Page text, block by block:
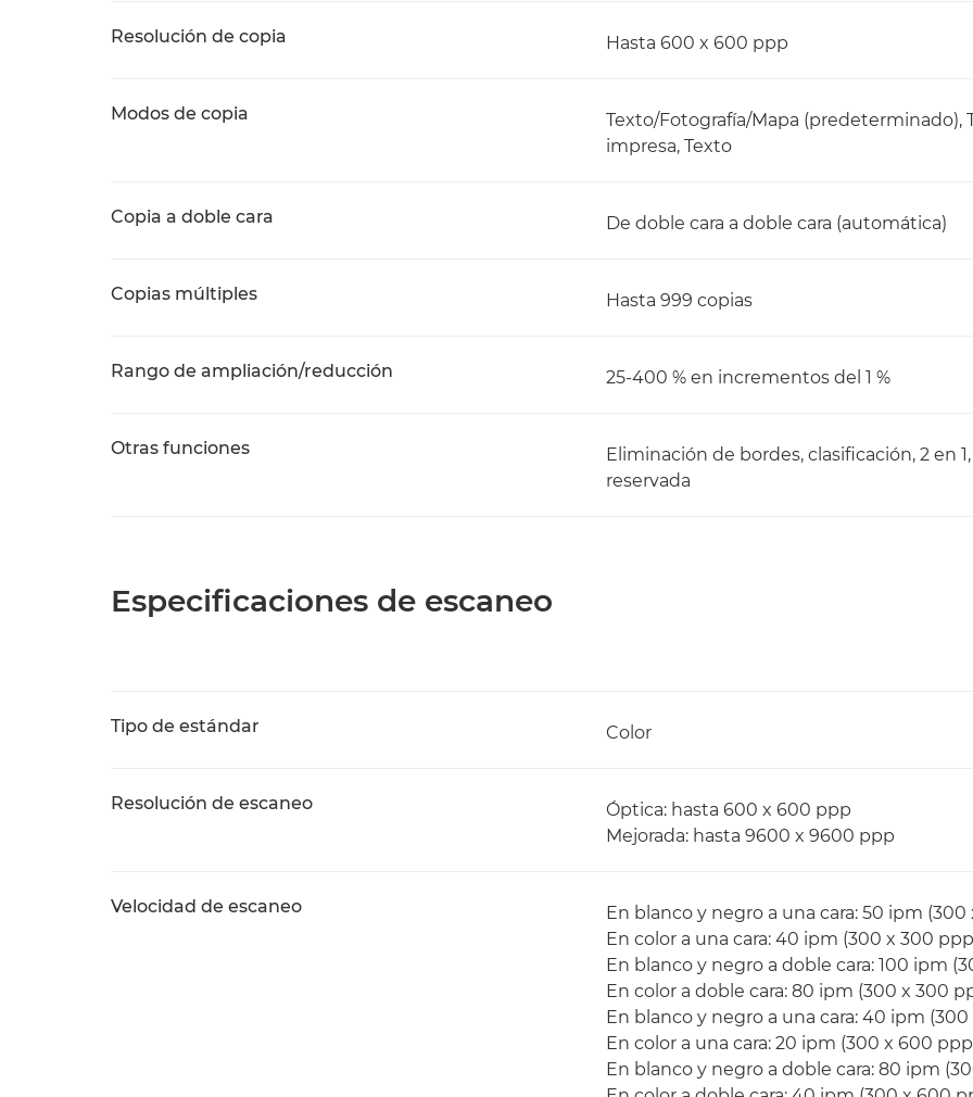
Resolución de copia Hasta 600 x 600 ppp
Modos de copia
Texto/Fotografía/Mapa (predeterminado),
impresa, Texto
Copia a doble cara De doble cara a doble cara (automática)
Copias múltiples Hasta 999 copias
Rango de ampliación/reducción 25-400 % en incrementos del 1 %
Otras funciones
Eliminación de bordes, clasificación, 2 en
reservada
Especificaciones de escaneo
Tipo de estándar Color
Resolución de escaneo
Óptica: hasta 600 x 600 ppp
Mejorada: hasta 9600 x 9600 ppp
Velocidad de escaneo
En blanco y negro a una cara: 50 ipm
En color a una cara: 40 ipm (300 x 300
En blanco y negro a doble cara: 100 ipm
En color a doble cara: 80 ipm (300 x 300
En blanco y negro a una cara: 40 ipm
En color a una cara: 20 ipm (300 x 600
En blanco y negro a doble cara: 80 ipm